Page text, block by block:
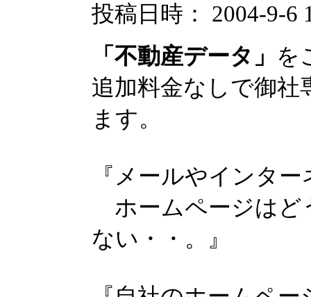
投稿日時： 2004-9-6
「不動産データ」 を
追加料金なしで御
ます。
『メールやインタ
ホームページはど
ない・・。』